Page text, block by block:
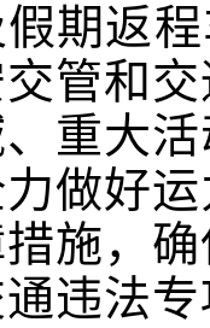
期返
管和
重大
做好
施，
违法